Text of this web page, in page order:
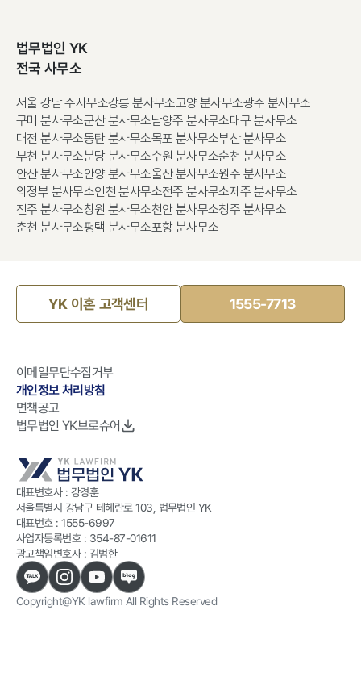
법무법인 YK
전국 사무소
서울 강남 주사무소강릉 분사무소고양 분사무소광주 분사무소
구미 분사무소군산 분사무소남양주 분사무소대구 분사무소
대전 분사무소동탄 분사무소목포 분사무소부산 분사무소
부천 분사무소분당 분사무소수원 분사무소순천 분사무소
안산 분사무소안양 분사무소울산 분사무소원주 분사무소
의정부 분사무소인천 분사무소전주 분사무소제주 분사무소
진주 분사무소창원 분사무소천안 분사무소청주 분사무소
춘천 분사무소평택 분사무소포항 분사무소
YK 이혼 고객센터 1555-7713
이메일무단수집거부
개인정보 처리방침
면책공고
법무법인 YK브로슈어
대표변호사 : 강경훈
서울특별시 강남구 테헤란로 103, 법무법인 YK
대표번호 :1555-6997
사업자등록번호 : 354-87-01611
광고책임변호사 : 김범한
Copyright@YK lawfirm All Rights Reserved